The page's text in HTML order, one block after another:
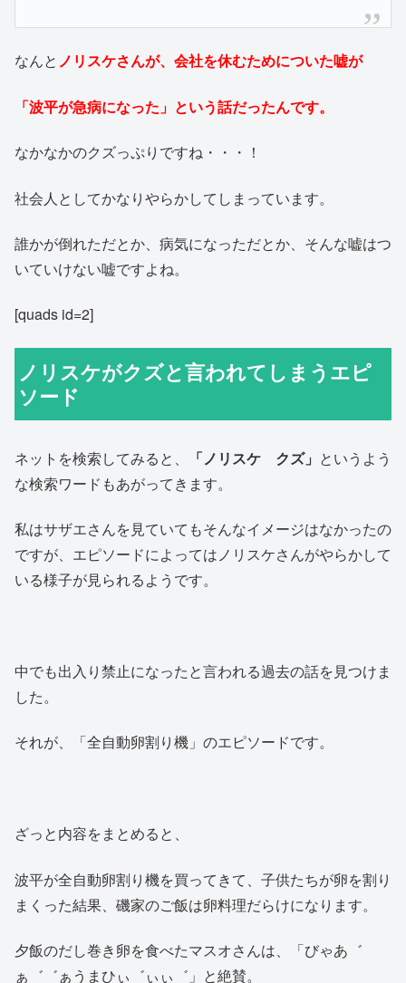
なんと ノリスケさんが、会社を休むためについた嘘が
「波平が急病になった」という話だったんです。
なかなかのクズっぷりですね・・・！
社会人としてかなりやらかしてしまっています。
誰かが倒れただとか、病気になっただとか、そんな嘘はつ
いていけない嘘ですよね。
[quads id=2]
ノリスケがクズと言われてしまうエピ
ソード
ネットを検索してみると、 「ノリスケ クズ」 というよう
な検索ワードもあがってきます。
私はサザエさんを見ていてもそんなイメージはなかったの
ですが、エピソードによってはノリスケさんがやらかして
いる様子が見られるようです。
中でも出入り禁止になったと言われる過去の話を見つけま
した。
それが、「全自動卵割り機」のエピソードです。
ざっと内容をまとめると、
波平が全自動卵割り機を買ってきて、子供たちが卵を割り
まくった結果、磯家のご飯は卵料理だらけになります。
夕飯のだし巻き卵を食べたマスオさんは、「びゃあ゛
ぁ゛゛ぁうまひぃ゛ぃぃ゛」と絶賛。